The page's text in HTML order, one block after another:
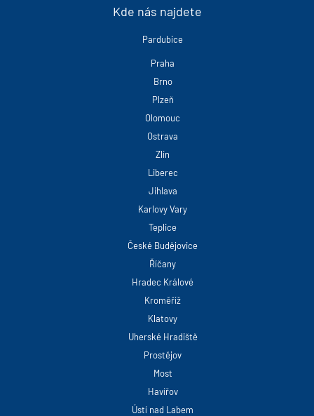
Kde nás najdete
Pardubice
Praha
Brno
Plzeň
Olomouc
Ostrava
Zlín
Liberec
Jihlava
Karlovy Vary
Teplice
České Budějovice
Říčany
Hradec Králové
Kroměříž
Klatovy
Uherské Hradiště
Prostějov
Most
Havířov
Ústí nad Labem